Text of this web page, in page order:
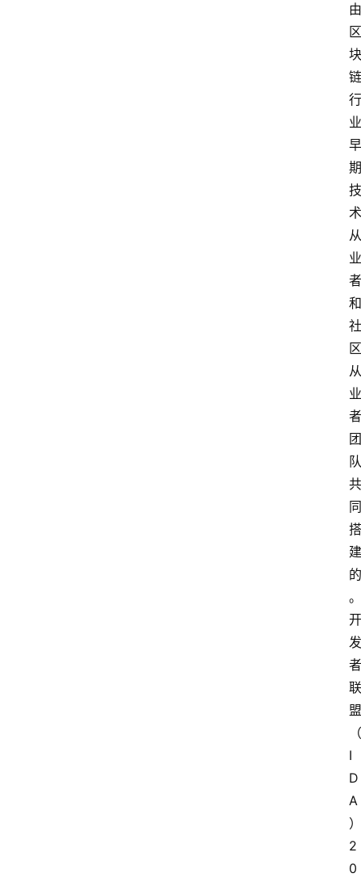
由
区
块
链
行
业
早
期
技
术
从
业
者
和
社
区
从
业
者
团
队
共
同
搭
建
的
。
开
发
者
联
盟
（
I
D
A
）
2
0